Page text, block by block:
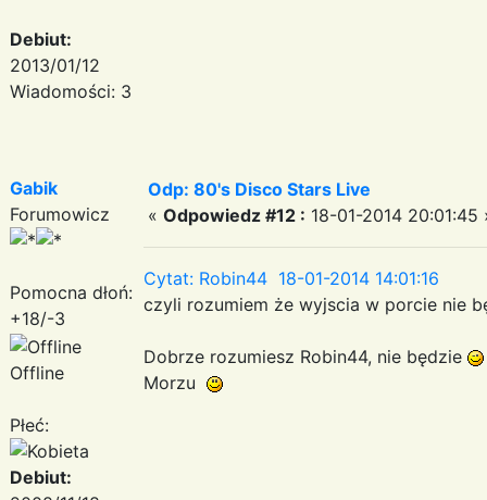
Debiut:
2013/01/12
Wiadomości: 3
Gabik
Forumowicz
Pomocna dłoń:
+18/-3
Offline
Płeć:
Debiut:
Odp: 80's Disco Stars Live
« Odpowiedz #12 : 18-01-2014 20:01:45
Cytat: Robin44 18-01-2014 14:01:16
czyli rozumiem że wyjscia w porcie nie
Dobrze rozumiesz Robin44, nie będzie
Morzu